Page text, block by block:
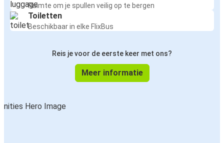
Ruimte om je spullen veilig op te bergen
Toiletten
Beschikbaar in elke FlixBus
Reis je voor de eerste keer met ons?
Meer informatie